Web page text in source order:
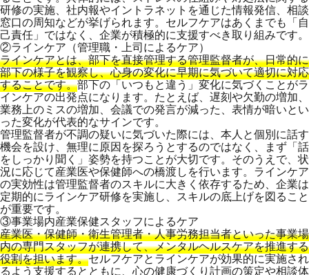
研修の実施、社内報やイントラネットを通じた情報発信、相談
窓口の周知などが挙げられます。セルフケアはあくまでも「自
己責任」ではなく、企業が積極的に支援すべき取り組みです。
②ラインケア（管理職・上司によるケア）
ラインケアとは、部下を直接管理する管理監督者が、日常的に
部下の様子を観察し、心身の変化に早期に気づいて適切に対応
することです。部下の「いつもと違う」変化に気づくことがラ
インケアの出発点になります。たとえば、遅刻や欠勤の増加、
業務上のミスの増加、会議での発言が減った、表情が暗いとい
った変化が代表的なサインです。
管理監督者が不調の疑いに気づいた際には、本人と個別に話す
機会を設け、無理に原因を探ろうとするのではなく、まず「話
をしっかり聞く」姿勢を持つことが大切です。そのうえで、状
況に応じて産業医や保健師への橋渡しを行います。ラインケア
の実効性は管理監督者のスキルに大きく依存するため、企業は
定期的にラインケア研修を実施し、スキルの底上げを図ること
が重要です。
③事業場内産業保健スタッフによるケア
産業医・保健師・衛生管理者・人事労務担当者といった事業場
内の専門スタッフが連携して、メンタルヘルスケアを推進する
役割を担います。セルフケアとラインケアが効果的に実施され
るよう支援するとともに、心の健康づくり計画の策定や相談体